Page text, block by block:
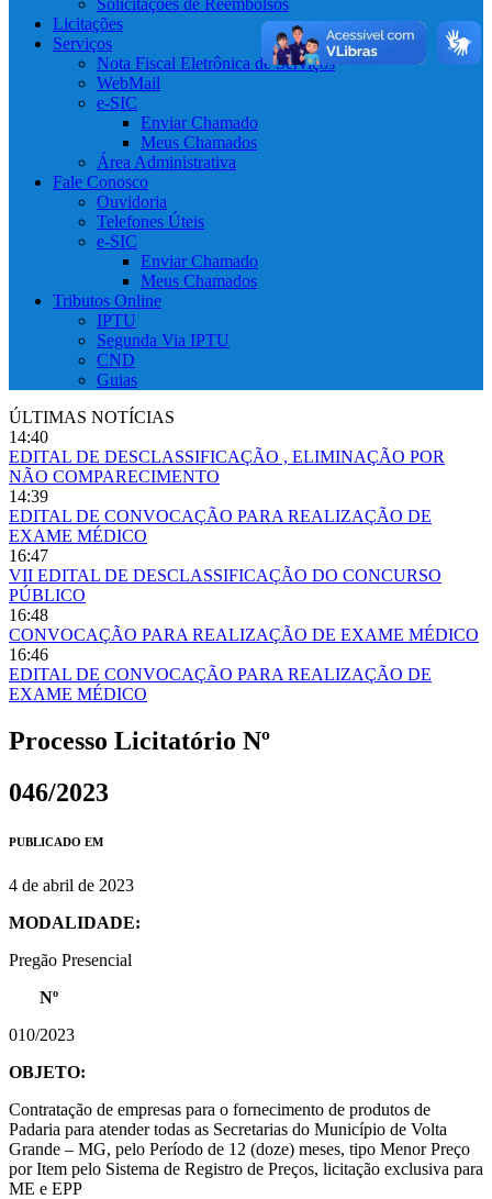
Solicitações de Reembolsos
Licitações
Serviços
Nota Fiscal Eletrônica de Serviços
WebMail
e-SIC
Enviar Chamado
Meus Chamados
Área Administrativa
Fale Conosco
Ouvidoria
Telefones Úteis
e-SIC
Enviar Chamado
Meus Chamados
Tributos Online
IPTU
Segunda Via IPTU
CND
Guias
ÚLTIMAS NOTÍCIAS
14:40
EDITAL DE DESCLASSIFICAÇÃO , ELIMINAÇÃO POR
NÃO COMPARECIMENTO
14:39
EDITAL DE CONVOCAÇÃO PARA REALIZAÇÃO DE
EXAME MÉDICO
16:47
VII EDITAL DE DESCLASSIFICAÇÃO DO CONCURSO
PÚBLICO
16:48
CONVOCAÇÃO PARA REALIZAÇÃO DE EXAME MÉDICO
16:46
EDITAL DE CONVOCAÇÃO PARA REALIZAÇÃO DE
EXAME MÉDICO
Processo Licitatório Nº
046/2023
PUBLICADO EM
4 de abril de 2023
MODALIDADE:
Pregão Presencial
Nº
010/2023
OBJETO:
Contratação de empresas para o fornecimento de produtos de
Padaria para atender todas as Secretarias do Município de Volta
Grande – MG, pelo Período de 12 (doze) meses, tipo Menor Preço
por Item pelo Sistema de Registro de Preços, licitação exclusiva para
ME e EPP